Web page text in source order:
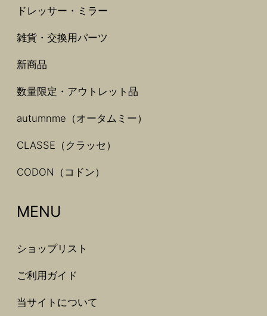
ドレッサー・ミラー
雑貨・交換用パーツ
新商品
数量限定・アウトレット品
autumnme（オータムミー）
CLASSE（クラッセ）
CODON（コドン）
MENU
ショップリスト
ご利用ガイド
当サイトについて